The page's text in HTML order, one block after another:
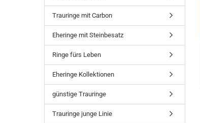
Trauringe mit Carbon
Eheringe mit Steinbesatz
Ringe fürs Leben
Eheringe Kollektionen
günstige Trauringe
Trauringe junge Linie